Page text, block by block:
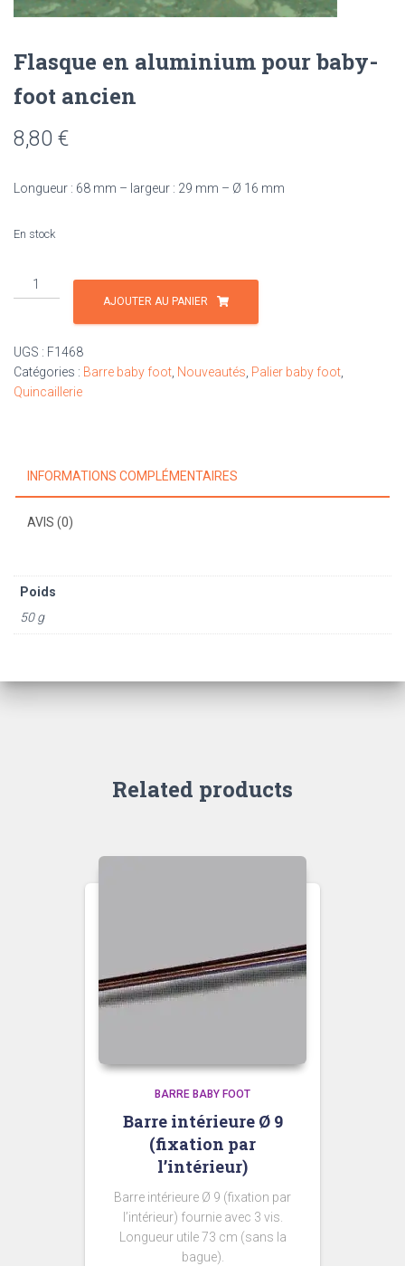
Flasque en aluminium pour baby-
foot ancien
8,80 €
Longueur : 68 mm – largeur : 29 mm – Ø 16 mm
En stock
quantité
de
aluminium
pour
baby-
AJOUTER AU PANIER
UGS : F1468
Catégories : Barre baby foot Nouveautés Palier baby foot
Quincaillerie
INFORMATIONS COMPLÉMENTAIRES
AVIS (0)
Poids
50 g
Related products
BARRE BABY FOOT
Barre intérieure Ø 9
(fixation par
l’intérieur)
Barre intérieure Ø 9 (fixation par
l’intérieur) fournie avec 3 vis.
Longueur utile 73 cm (sans la
bague).